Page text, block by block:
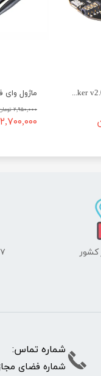
۲,۹۵۰,۰۰۰ تومان
۲,۷۰۰,۰۰۰ تومان
میکروفون آرایه‌ای ReSpeaker v2.0
کشور
۷ روز ضمانت بازگشت
شماره
شماره فضای